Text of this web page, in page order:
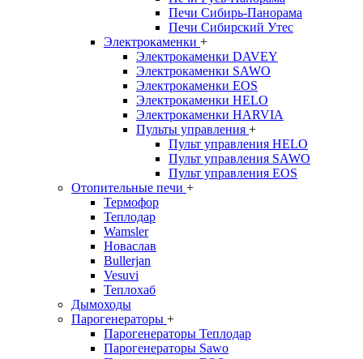
Печи Сибирь-Панорама
Печи Сибирский Утес
Электрокаменки +
Электрокаменки DAVEY
Электрокаменки SAWO
Электрокаменки EOS
Электрокаменки HELO
Электрокаменки HARVIA
Пульты управления +
Пульт управления HELO
Пульт управления SAWO
Пульт управления EOS
Отопительные печи +
Термофор
Теплодар
Wamsler
Новаслав
Bullerjan
Vesuvi
Теплохаб
Дымоходы
Парогенераторы +
Парогенераторы Теплодар
Парогенераторы Sawo